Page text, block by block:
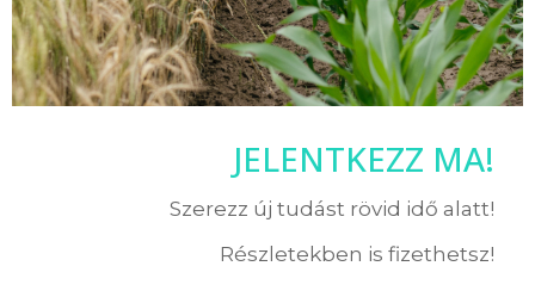
JELENTKEZZ MA!
Szerezz új tudást rövid idő alatt!
Részletekben is fizethetsz!